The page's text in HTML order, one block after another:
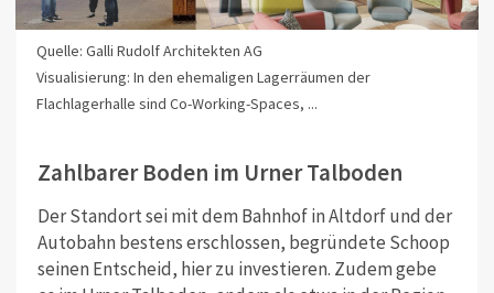
Quelle: Galli Rudolf Architekten AG
Visualisierung: In den ehemaligen Lagerräumen der
Flachlagerhalle sind Co-Working-Spaces, ...
Zahlbarer Boden im Urner Talboden
Der Standort sei mit dem Bahnhof in Altdorf und der
Autobahn bestens erschlossen, begründete Schoop
seinen Entscheid, hier zu investieren. Zudem gebe